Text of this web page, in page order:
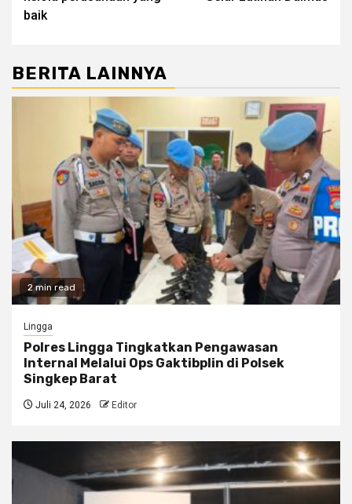
baik
BERITA LAINNYA
2 min read
Lingga
Polres Lingga Tingkatkan Pengawasan
Internal Melalui Ops Gaktibplin di Polsek
Singkep Barat
Juli 24, 2026 Editor